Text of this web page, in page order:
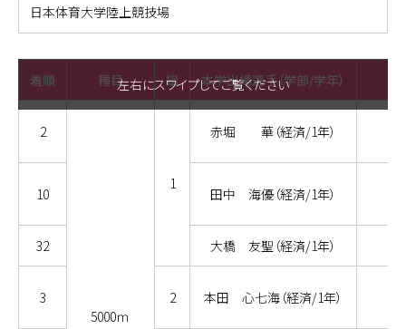
日本体育大学陸上競技場
左右にスワイプしてご覧ください
着順 種目 組 本学出場選手（学部/学年）
2
5000ｍ
1
赤堀 華（経済/1年）
10 田中 海優（経済/1年）
32 大橋 友聖（経済/1年）
3 2 本田 心七海（経済/1年）